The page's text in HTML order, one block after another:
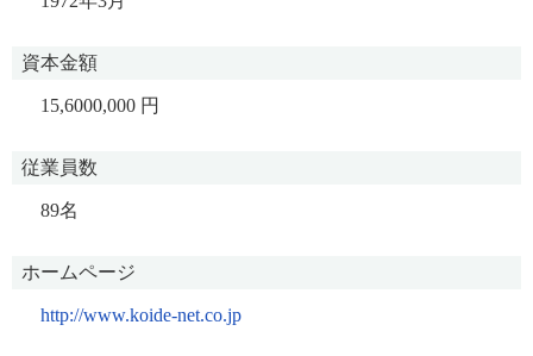
資本金額
15,6000,000 円
従業員数
89名
ホームページ
http://www.koide-net.co.jp